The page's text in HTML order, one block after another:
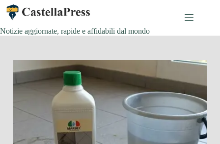
Salta
contenuto
Notizie aggiornate, rapide e affidabili dal mondo